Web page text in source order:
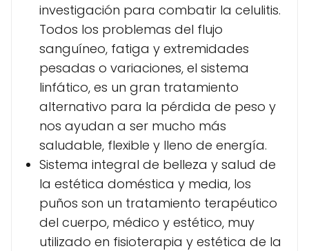
investigación para combatir la celulitis.
Todos los problemas del flujo
sanguíneo, fatiga y extremidades
pesadas o variaciones, el sistema
linfático, es un gran tratamiento
alternativo para la pérdida de peso y
nos ayudan a ser mucho más
saludable, flexible y lleno de energía.
Sistema integral de belleza y salud de
la estética doméstica y media, los
puños son un tratamiento terapéutico
del cuerpo, médico y estético, muy
utilizado en fisioterapia y estética de la